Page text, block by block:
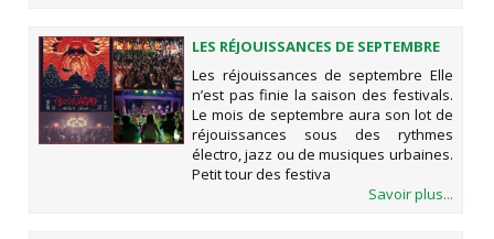
LES RÉJOUISSANCES DE SEPTEMBRE
Les réjouissances de septembre Elle
n’est pas finie la saison des festivals.
Le mois de septembre aura son lot de
réjouissances sous des rythmes
électro, jazz ou de musiques urbaines.
Petit tour des festiva
Savoir plus...